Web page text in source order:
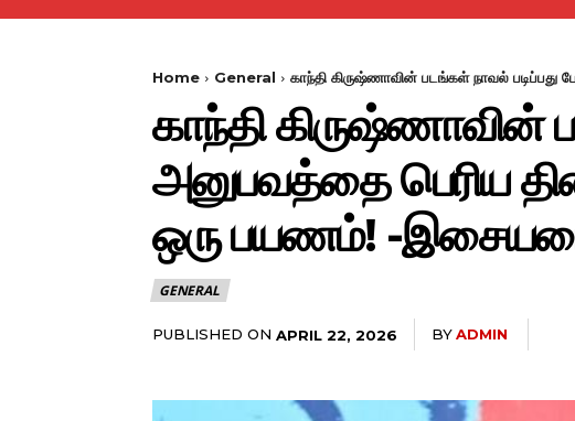
Home General காந்தி கிருஷ்ணாவின் படங்கள் நாவல்
காந்தி கிருஷ்ணாவின்
அனுபவத்தை பெரிய
ஒரு பயணம்! -
GENERAL
PUBLISHED ON APRIL 22, 2026 BYADMIN